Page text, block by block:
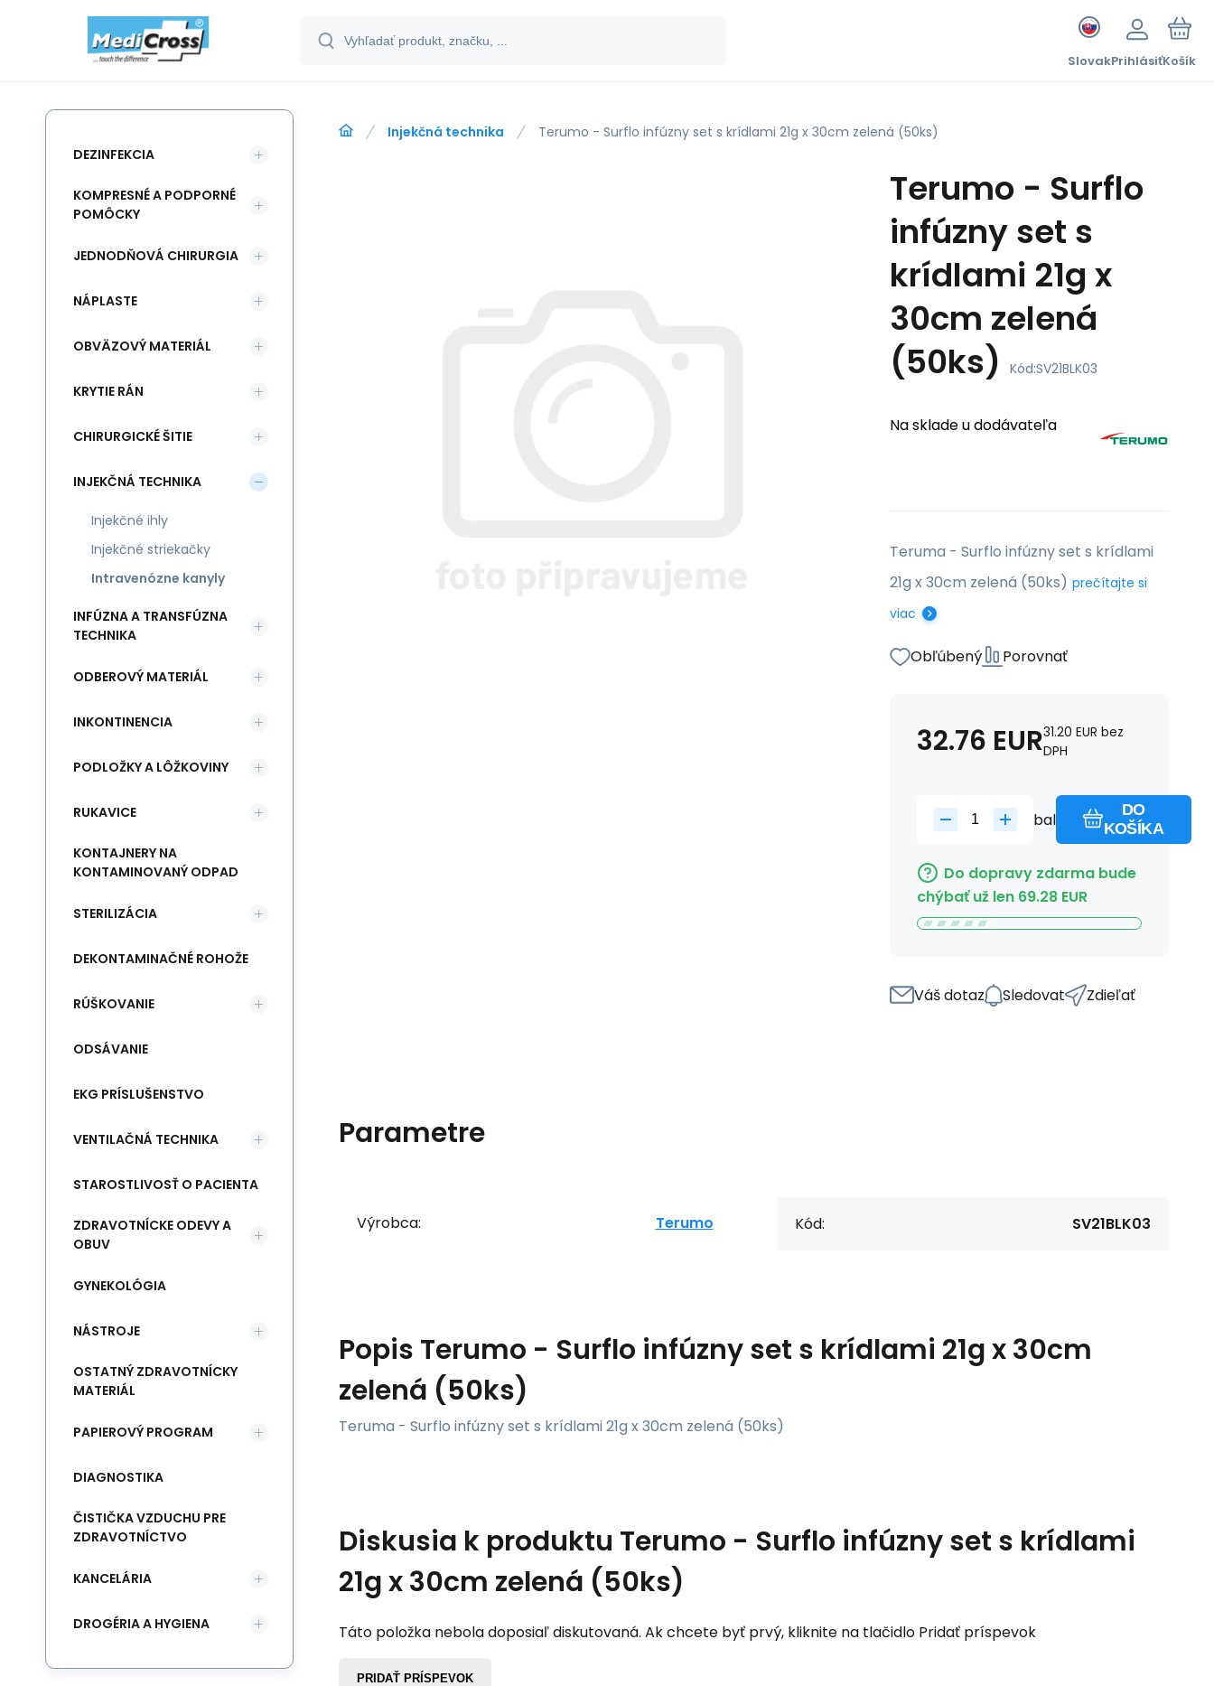
SlovakPrihlásiťKošík
Injekčná technika Terumo - Surflo infúzny set s krídlami 21g x 30cm zelená (50ks)
Terumo - Surflo
infúzny set s
krídlami 21g x
30cm zelená
(50ks)
Kód:SV21BLK03
Na sklade u dodávateľa
Teruma - Surflo infúzny set s krídlami
21g x 30cm zelená (50ks) prečítajte si
viac
Obľúbený Porovnať
32.76 EUR31.20 EUR bez
DPH
bal
DO
KOŠÍKA
Do dopravy zdarma bude
chýbať už len 69.28 EUR
Váš dotaz Sledovat Zdieľať
Parametre
Výrobca: Terumo Kód: SV21BLK03
Popis Terumo - Surflo infúzny set s krídlami 21g x 30cm
zelená (50ks)
Teruma - Surflo infúzny set s krídlami 21g x 30cm zelená (50ks)
Diskusia k produktu Terumo - Surflo infúzny set s krídlami
21g x 30cm zelená (50ks)
Táto položka nebola doposiaľ diskutovaná. Ak chcete byť prvý, kliknite na tlačidlo Pridať príspevok
PRIDAŤ PRÍSPEVOK
DEZINFEKCIA
KOMPRESNÉ A PODPORNÉ
POMÔCKY
JEDNODŇOVÁ CHIRURGIA
NÁPLASTE
OBVÄZOVÝ MATERIÁL
KRYTIE RÁN
CHIRURGICKÉ ŠITIE
INJEKČNÁ TECHNIKA
Injekčné ihly
Injekčné striekačky
Intravenózne kanyly
INFÚZNA A TRANSFÚZNA
TECHNIKA
ODBEROVÝ MATERIÁL
INKONTINENCIA
PODLOŽKY A LÔŽKOVINY
RUKAVICE
KONTAJNERY NA
KONTAMINOVANÝ ODPAD
STERILIZÁCIA
DEKONTAMINAČNÉ ROHOŽE
RÚŠKOVANIE
ODSÁVANIE
EKG PRÍSLUŠENSTVO
VENTILAČNÁ TECHNIKA
STAROSTLIVOSŤ O PACIENTA
ZDRAVOTNÍCKE ODEVY A
OBUV
GYNEKOLÓGIA
NÁSTROJE
OSTATNÝ ZDRAVOTNÍCKY
MATERIÁL
PAPIEROVÝ PROGRAM
DIAGNOSTIKA
ČISTIČKA VZDUCHU PRE
ZDRAVOTNÍCTVO
KANCELÁRIA
DROGÉRIA A HYGIENA